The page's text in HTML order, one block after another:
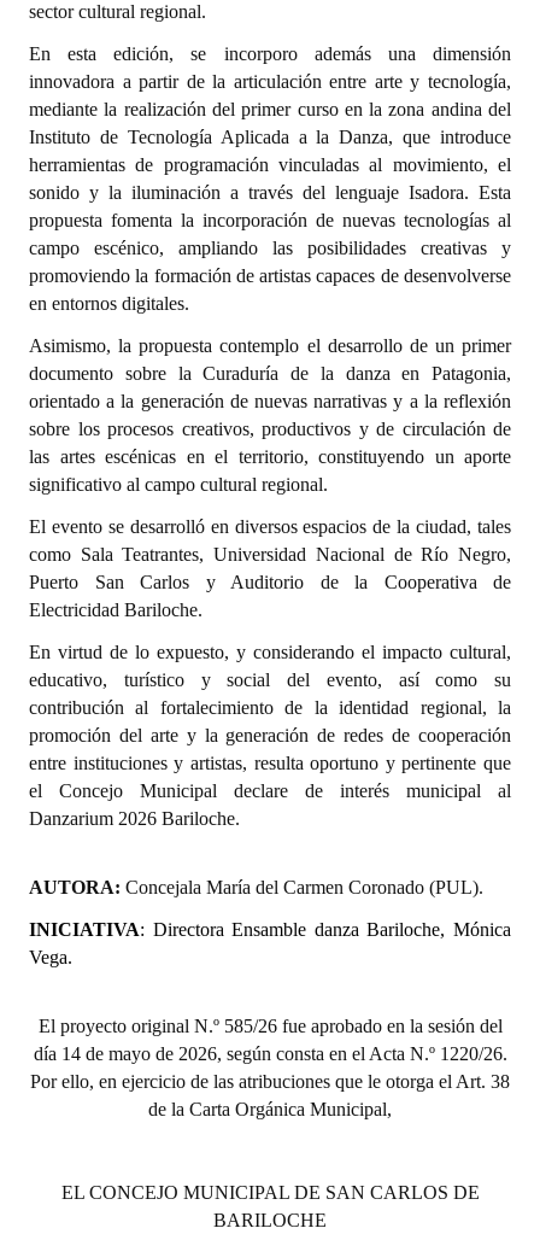
Periodistas Decanos - Registro
Ciudadano Ilustre - Registro
Banca del Vecino - Registro
Huéspedes de Honor - Registro
Antiguos Pobladores - Registro
Reconocimientos - Registro
Entrega de distinciones
REFORMA DE LA CARTA ORGÁNICA
sector cultural regional.
En esta edición, se incorporo además una dimensión
innovadora a partir de la articulación entre arte y tecnología,
mediante la realización del primer curso en la zona andina del
Instituto de Tecnología Aplicada a la Danza, que introduce
herramientas de programación vinculadas al movimiento, el
sonido y la iluminación a través del lenguaje Isadora. Esta
propuesta fomenta la incorporación de nuevas tecnologías al
campo escénico, ampliando las posibilidades creativas y
promoviendo la formación de artistas capaces de desenvolverse
en entornos digitales.
Asimismo, la propuesta contemplo el desarrollo de un primer
documento sobre la Curaduría de la danza en Patagonia,
orientado a la generación de nuevas narrativas y a la reflexión
sobre los procesos creativos, productivos y de circulación de
las artes escénicas en el territorio, constituyendo un aporte
significativo al campo cultural regional.
El evento se desarrolló en diversos espacios de la ciudad, tales
como Sala Teatrantes, Universidad Nacional de Río Negro,
Puerto San Carlos y Auditorio de la Cooperativa de
Electricidad Bariloche.
En virtud de lo expuesto, y considerando el impacto cultural,
educativo, turístico y social del evento, así como su
contribución al fortalecimiento de la identidad regional, la
promoción del arte y la generación de redes de cooperación
entre instituciones y artistas, resulta oportuno y pertinente que
el Concejo Municipal declare de interés municipal al
Danzarium 2026 Bariloche.
AUTORA: Concejala María del Carmen Coronado (PUL).
INICIATIVA: Directora Ensamble danza Bariloche, Mónica
Vega.
El proyecto original N.º 585/26 fue aprobado en la sesión del
día 14 de mayo de 2026, según consta en el Acta N.º 1220/26.
Por ello, en ejercicio de las atribuciones que le otorga el Art. 38
de la Carta Orgánica Municipal,
EL CONCEJO MUNICIPAL DE SAN CARLOS DE
BARILOCHE